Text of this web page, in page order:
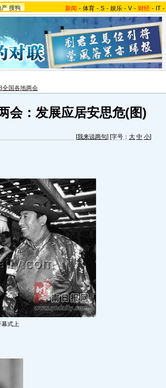
产 搜狗 新闻 - 体育 - S - 娱乐 - V - 财经 - IT -
全国各地两会
会：发展应居安思危(图)
[我来说两句] [字号： 大 中 小]
幕式上